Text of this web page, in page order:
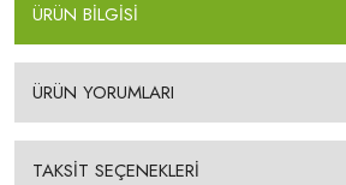
ÜRÜN BİLGİSİ
ÜRÜN YORUMLARI
TAKSİT SEÇENEKLERİ